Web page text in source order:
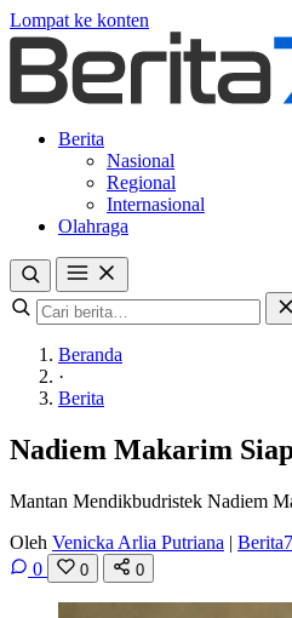
Lompat ke konten
Berita
Nasional
Regional
Internasional
Olahraga
Beranda
·
Berita
Nadiem Makarim
Mantan Mendikbudristek Nadiem
Oleh Venicka Arlia Putriana | Berita7
0
0 0